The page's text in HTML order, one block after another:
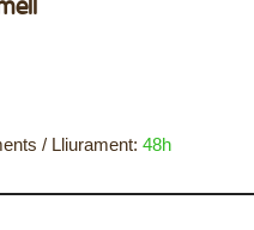
/ Lliurament: 48h